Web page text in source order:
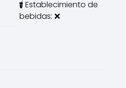
Establecimiento de
bebidas: ❌